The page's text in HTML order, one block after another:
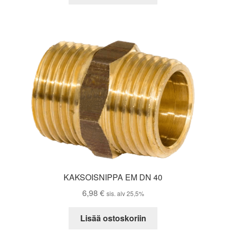
KAKSOISNIPPA EM DN 40
6,98 € sis. alv 25,5%
Lisää ostoskoriin